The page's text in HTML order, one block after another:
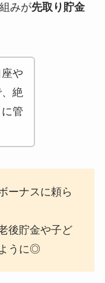
みが先取り貯金
や
絶
管
ーナスに頼ら
後貯金や子ど
うに◎